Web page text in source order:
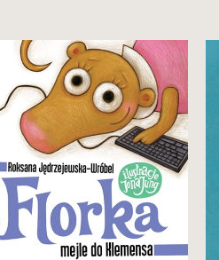
Czwarty tom przygód
sympatycznej ryjówki (pobyt
w szpitalu, prawdziwi i fałszywi
przyjaciele, kłamstwo).
29,90 zł